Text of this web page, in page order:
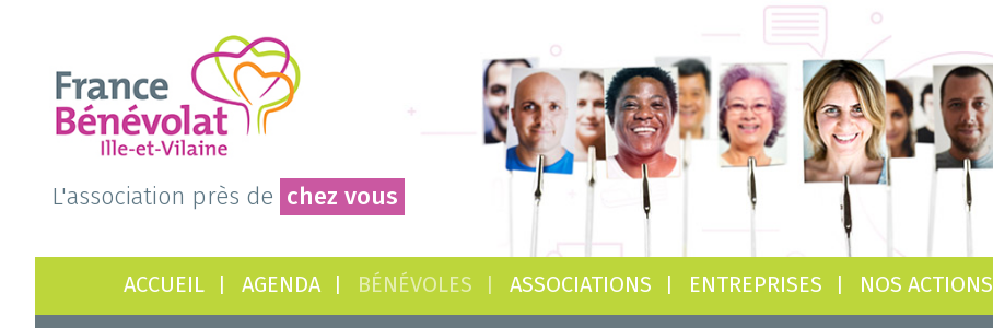
L'association près de chez vous
ACCUEIL AGENDA BÉNÉVOLES ASSOCIATIONS ENTREPRISES NOS ACTIONS